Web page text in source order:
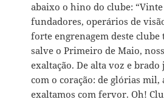
abaixo o hino do clube:
fundadores, operários de
forte engrenagem deste clube
salve o Primeiro de Maio,
exaltação. De alta voz e
com o coração: de glórias mil,
exaltamos com fervor. Oh!